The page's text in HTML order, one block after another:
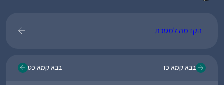
הקדמה למסכת
בבא קמא כז בבא קמא כט